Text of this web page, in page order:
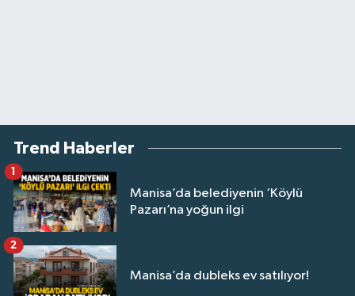
Trend Haberler
Manisa’da belediyenin ‘Köylü
Pazarı’na yoğun ilgi
1
Manisa’da dubleks ev satılıyor!
2